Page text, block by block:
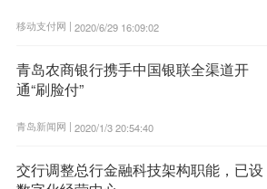
移动支付网 | 2020/6/29 16:09:02
青岛农商银行携手中国银联全渠道开
通“刷脸付”
青岛新闻网 | 2020/1/3 20:54:40
交行调整总行金融科技架构职能，已设